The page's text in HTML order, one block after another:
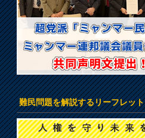
難民問題を解説するリーフレット